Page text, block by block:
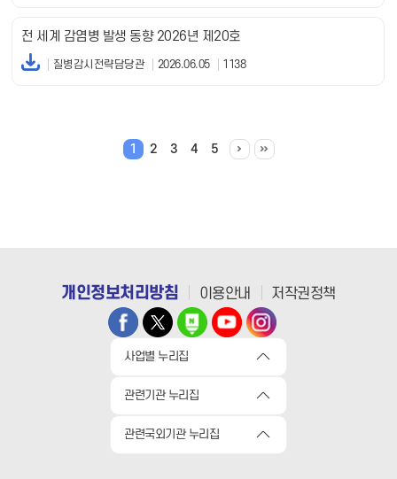
전 세계 감염병 발생 동향 2026년 제20호
질병감시전략담당관 2026.06.05 1138
1 2 3 4 5
개인정보처리방침 이용안내 저작권정책
사업별 누리집
관련기관 누리집
관련국외기관 누리집